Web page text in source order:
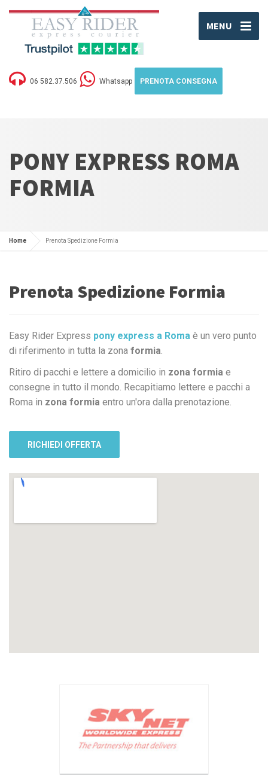
MENU
06 582.37.506 Whatsapp PRENOTA CONSEGNA
PONY EXPRESS ROMA
FORMIA
Home Prenota Spedizione Formia
Prenota Spedizione Formia
Easy Rider Express pony express a Roma è un vero punto
di riferimento in tutta la zona formia.
Ritiro di pacchi e lettere a domicilio in zona formia e
consegne in tutto il mondo. Recapitiamo lettere e pacchi a
Roma in zona formia entro un'ora dalla prenotazione.
RICHIEDI OFFERTA